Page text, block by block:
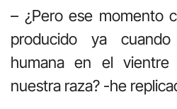
– ¿Pero ese momento
producido ya
humana en el
nuestra raza? -he